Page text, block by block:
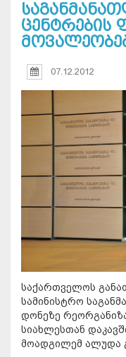
ცენტრების
07.12.2012
საქართველოს
სამინისტრო
დონეზე
სიახლესთან
მოადგილემ ალუდა